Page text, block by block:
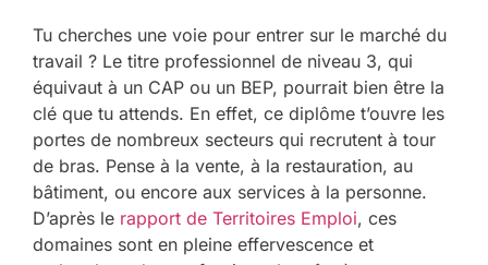
Tu cherches une voie pour entrer sur le marché du
travail ? Le titre professionnel de niveau 3, qui
équivaut à un CAP ou un BEP, pourrait bien être la
clé que tu attends. En effet, ce diplôme t’ouvre les
portes de nombreux secteurs qui recrutent à tour
de bras. Pense à la vente, à la restauration, au
bâtiment, ou encore aux services à la personne.
D’après le rapport de Territoires Emploi, ces
domaines sont en pleine effervescence et